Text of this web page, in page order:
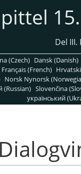
Del
(Czech) Dansk (Danish)
Français (French)
Norsk Nynorsk
(Russian) Slovenčina
український